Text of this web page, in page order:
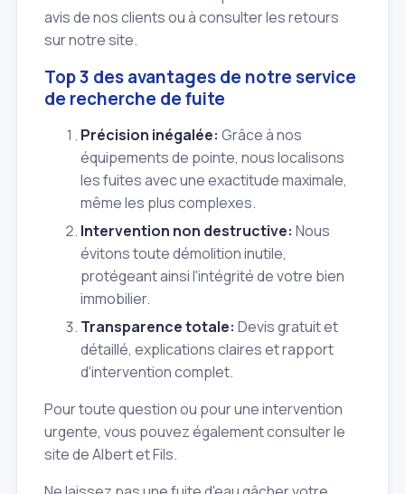
avis de nos clients ou à consulter les retours
sur notre site.
Top 3 des avantages de notre service
de recherche de fuite
Précision inégalée: Grâce à nos
équipements de pointe, nous localisons
les fuites avec une exactitude maximale,
même les plus complexes.
Intervention non destructive: Nous
évitons toute démolition inutile,
protégeant ainsi l'intégrité de votre bien
immobilier.
Transparence totale: Devis gratuit et
détaillé, explications claires et rapport
d'intervention complet.
Pour toute question ou pour une intervention
urgente, vous pouvez également consulter le
site de Albert et Fils.